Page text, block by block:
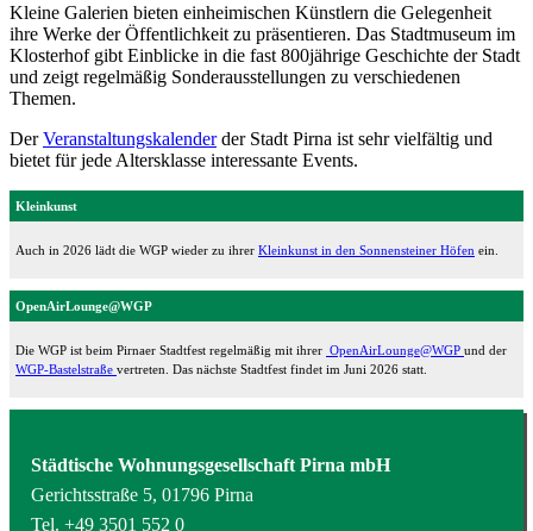
Kleine Galerien bieten einheimischen Künstlern die Gelegenheit
ihre Werke der Öffentlichkeit zu präsentieren. Das Stadtmuseum im
Klosterhof gibt Einblicke in die fast 800jährige Geschichte der Stadt
und zeigt regelmäßig Sonderausstellungen zu verschiedenen
Themen.
DerVeranstaltungskalenderder Stadt Pirna ist sehr vielfältig und
bietet für jede Altersklasse interessante Events.
Kleinkunst
Auch in 2026 lädt die WGP wieder zu ihrer Kleinkunst in den Sonnensteiner Höfen ein.
OpenAirLounge@WGP
Die WGP ist beim Pirnaer Stadtfest regelmäßig mit ihrer OpenAirLounge@WGP und der
WGP-Bastelstraße vertreten. Das nächste Stadtfest findet im Juni 2026 statt.
Städtische Wohnungsgesellschaft Pirna mbH
Gerichtsstraße 5, 01796 Pirna
Tel. +49 3501 552 0